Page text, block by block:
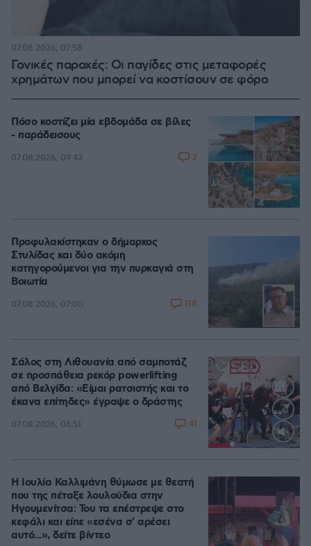
Γονικές παροχές: Οι παγίδες στις μεταφορές
χρημάτων που μπορεί να κοστίσουν σε φόρο
07.08.2026, 07:58
Πόσο κοστίζει μία εβδομάδα σε βίλες
- παράδεισους
07.08.2026, 09:43 2
Προφυλακίστηκαν ο δήμαρχος
Στυλίδας και δύο ακόμη
κατηγορούμενοι για την πυρκαγιά στη
Βοιωτία
07.08.2026, 07:00 118
Loaded
Σάλος στη Λιθουανία από σαμποτάζ
σε προσπάθεια ρεκόρ powerlifting
από Βελγίδα: «Είμαι ρατσιστής και το
έκανα επίτηδες» έγραψε ο δράστης
07.08.2026, 06:51 41
Η Ιουλία Καλλιμάνη θύμωσε με θεατή
που της πέταξε λουλούδια στην
Ηγουμενίτσα: Του τα επέστρεψε στο
κεφάλι και είπε «εσένα σ' αρέσει
αυτό...», δείτε βίντεο